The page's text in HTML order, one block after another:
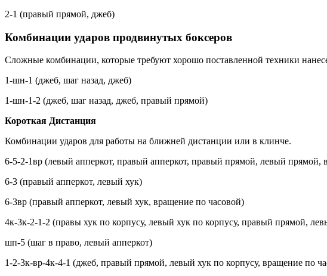
2-1 (правый прямой, джеб)
Комбинации ударов продвинутых боксеров
Сложные комбинации, которые требуют хорошо поставленной техники
1-шн-1 (джеб, шаг назад, джеб)
1-шн-1-2 (джеб, шаг назад, джеб, правый прямой)
Короткая Дистанция
Комбинации ударов для работы на ближней дистанции или в клинче.
6-5-2-1вр (левый апперкот, правый апперкот, правый прямой, левый прямой,
6-3 (правый апперкот, левый хук)
6-3вр (правый апперкот, левый хук, вращение по часовой)
4к-3к-2-1-2 (правы хук по корпусу, левый хук по корпусу, правый прямой,
шп-5 (шаг в право, левый апперкот)
1-2-3к-вр-4к-4-1 (джеб, правый прямой, левый хук по корпусу, вращение по